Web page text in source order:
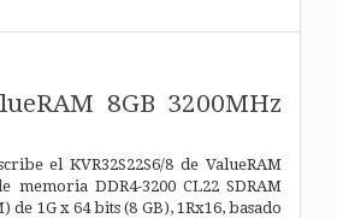
8GB 3200MHz
el KVR32S22S6/8 de ValueRAM
memoria DDR4-3200 CL22 SDRAM
de 1G x 64 bits (8 GB), 1Rx16, basado